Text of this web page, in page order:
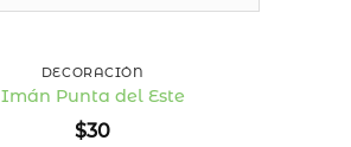
DECORACIÓN
Imán Punta del Este
$30